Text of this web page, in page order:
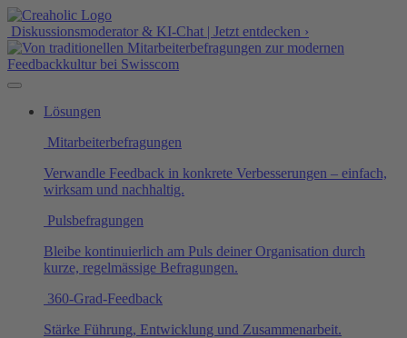
Diskussionsmoderator & KI-Chat | Jetzt entdecken ›
Lösungen
Mitarbeiterbefragungen
Verwandle Feedback in konkrete Verbesserungen – einfach,
wirksam und nachhaltig.
Pulsbefragungen
Bleibe kontinuierlich am Puls deiner Organisation durch
kurze, regelmässige Befragungen.
360-Grad-Feedback
Stärke Führung, Entwicklung und Zusammenarbeit.